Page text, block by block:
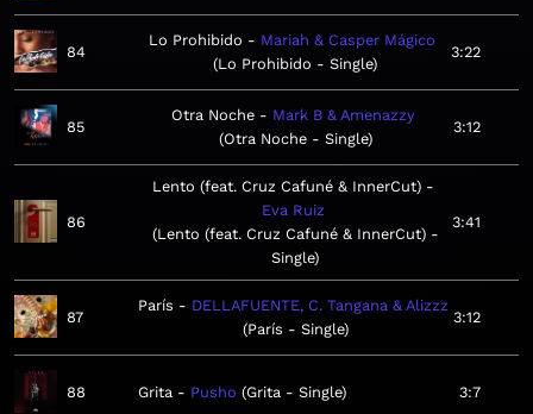
84
Lo Prohibido
Mariah & Casper Mágico
Lo Prohibido - Single
3:22
85
Otra Noche
Mark B & Amenazzy
Otra Noche - Single
3:12
86
Lento (feat. Cruz Cafuné & InnerCut)
Eva Ruiz
Lento (feat. Cruz Cafuné & InnerCut) -
Single
3:41
87
París
DELLAFUENTE, C. Tangana & Alizzz
París - Single
3:12
88 Grita Pusho Grita - Single 3:7